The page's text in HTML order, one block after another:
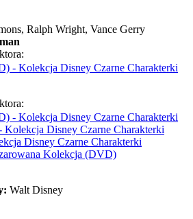
, Ralph Wright, Vance Gerry
- Kolekcja Disney Czarne Charakterki
- Kolekcja Disney Czarne Charakterki
Disney Czarne Charakterki
Disney Czarne Charakterki
Kolekcja (DVD)
Walt Disney